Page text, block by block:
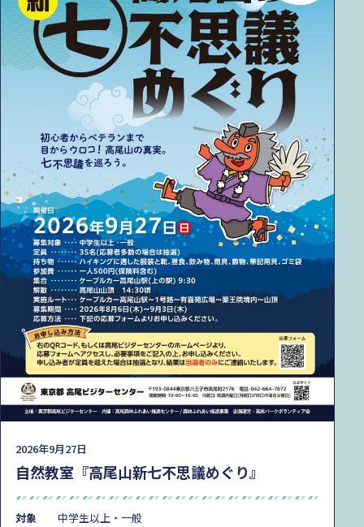
2026年9月27日
自然教室『高尾山新七不思議めぐり』
対象
中学生以上・一般